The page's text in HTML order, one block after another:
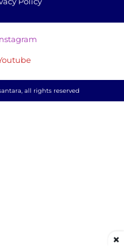
all rights reserved
×